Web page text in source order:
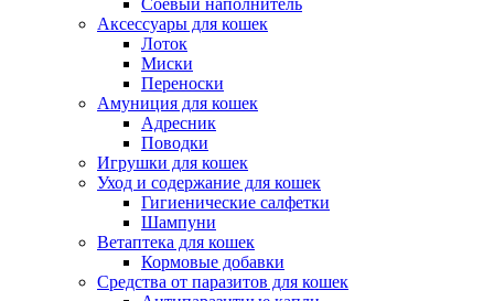
Соевый наполнитель
Аксессуары для кошек
Лоток
Миски
Переноски
Амуниция для кошек
Адресник
Поводки
Игрушки для кошек
Уход и содержание для кошек
Гигиенические салфетки
Шампуни
Ветаптека для кошек
Кормовые добавки
Средства от паразитов для кошек